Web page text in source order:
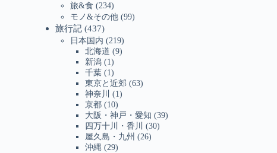
旅&食 (234)
モノ&その他 (99)
旅行記 (437)
日本国内 (219)
北海道 (9)
新潟 (1)
千葉 (1)
東京と近郊 (63)
神奈川
(1)
京都 (10)
大阪・神戸・愛知 (39)
四万十川・香川
(30)
屋久島・九州 (26)
沖縄 (29)